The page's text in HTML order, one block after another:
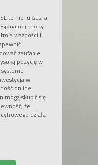
to nie luksus, a
strony
ważności i
zaufanie
pozycję w
w
online.
mogą skupić się
że
działa